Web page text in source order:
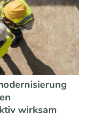
wirksam